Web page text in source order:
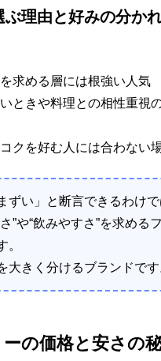
ぶ理由と好みの分か
求める層には根強い人気
ときや料理との相性重視
クを好む人には合わない
ずい」と断言できるわけ
”や“飲みやすさ”を求める
。
大きく分けるブランドです
の価格と安さの